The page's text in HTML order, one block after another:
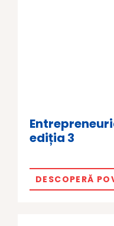
ediția 3
DESCOPERĂ